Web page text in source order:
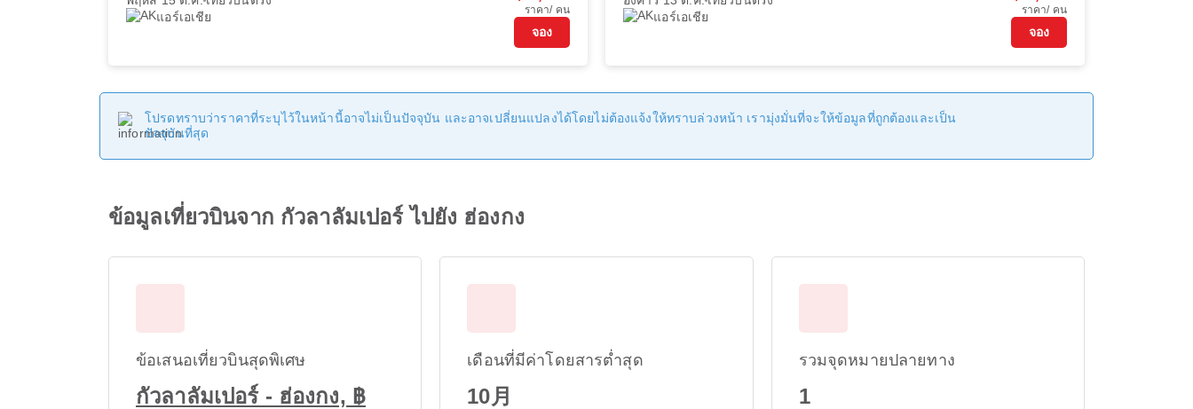
แอร์เอเชีย
ราคา/ คน
จอง
แอร์เอเชีย
ราคา/ คน
จอง
โปรดทราบว่าราคาที่ระบุไว้ในหน้านี้อาจไม่เป็นปัจจุบัน และอาจเปลี่ยนแปลงได้โดยไม่ต้องแจ้งให้ทราบล่วงหน้า เรามุ่งมั่นที่จะให้ข้อมูลที่ถูกต้องและเป็น
ปัจจุบันที่สุด
ข้อมูลเที่ยวบินจาก กัวลาลัมเปอร์ ไปยัง ฮ่องกง
ข้อเสนอเที่ยวบินสุดพิเศษ
กัวลาลัมเปอร์ - ฮ่องกง, ฿
เดือนที่มีค่าโดยสารต่ำสุด
10月
รวมจุดหมายปลายทาง
1